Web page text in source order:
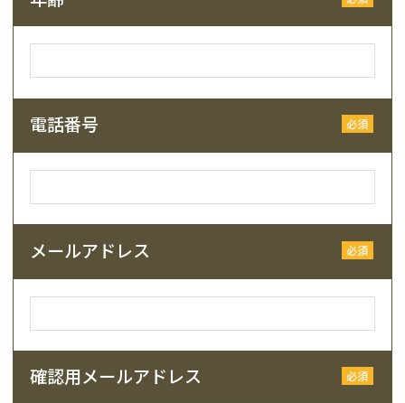
電話番号
メールアドレス
確認用メールアドレス